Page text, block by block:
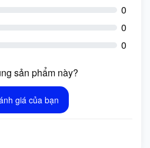
0
0
0
sản phẩm này?
giá của bạn